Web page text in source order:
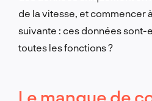
de la vitesse, et commencer
suivante : ces données
toutes les fonctions ?
Le manque de